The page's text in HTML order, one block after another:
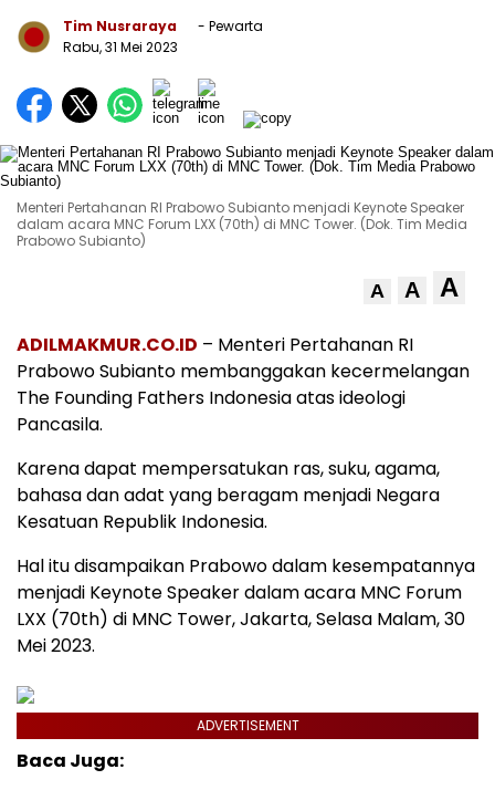
Tim Nusraraya
- Pewarta
Rabu, 31 Mei 2023
Menteri Pertahanan RI Prabowo Subianto menjadi Keynote Speaker
dalam acara MNC Forum LXX (70th) di MNC Tower. (Dok. Tim Media
Prabowo Subianto)
A A A
ADILMAKMUR.CO.ID – Menteri Pertahanan RI
Prabowo Subianto membanggakan kecermelangan
The Founding Fathers Indonesia atas ideologi
Pancasila.
Karena dapat mempersatukan ras, suku, agama,
bahasa dan adat yang beragam menjadi Negara
Kesatuan Republik Indonesia.
Hal itu disampaikan Prabowo dalam kesempatannya
menjadi Keynote Speaker dalam acara MNC Forum
LXX (70th) di MNC Tower, Jakarta, Selasa Malam, 30
Mei 2023.
ADVERTISEMENT
Baca Juga: